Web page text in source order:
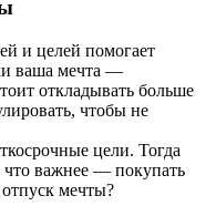
и целей помогает
ваша мечта —
откладывать больше
чтобы не
цели. Тогда
важнее — покупать
мечты?